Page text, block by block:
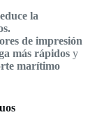
la
de impresión
más rápidosy
marítimo